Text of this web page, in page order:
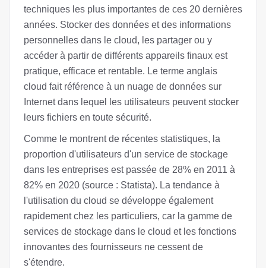
techniques les plus importantes de ces 20 dernières
années. Stocker des données et des informations
personnelles dans le cloud, les partager ou y
accéder à partir de différents appareils finaux est
pratique, efficace et rentable. Le terme anglais
cloud fait référence à un nuage de données sur
Internet dans lequel les utilisateurs peuvent stocker
leurs fichiers en toute sécurité.
Comme le montrent de récentes statistiques, la
proportion d'utilisateurs d'un service de stockage
dans les entreprises est passée de 28% en 2011 à
82% en 2020 (source : Statista). La tendance à
l'utilisation du cloud se développe également
rapidement chez les particuliers, car la gamme de
services de stockage dans le cloud et les fonctions
innovantes des fournisseurs ne cessent de
s'étendre.